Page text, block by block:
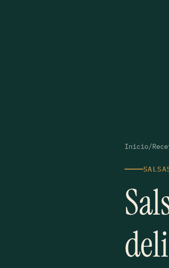
Inicio/